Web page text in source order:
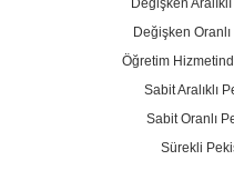
Değişken
Değişken
Öğretim
Sabit Aralıklı
Sabit Oranlı
Sürekli